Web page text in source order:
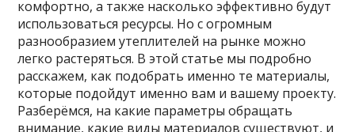
комфортно, а также насколько эффективно будут
использоваться ресурсы. Но с огромным
разнообразием утеплителей на рынке можно
легко растеряться. В этой статье мы подробно
расскажем, как подобрать именно те материалы,
которые подойдут именно вам и вашему проекту.
Разберёмся, на какие параметры обращать
внимание, какие виды материалов существуют, и